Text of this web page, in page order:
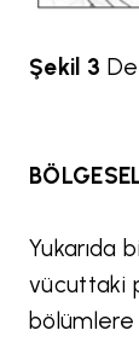
Şekil 3
Yukarıda
vücuttaki